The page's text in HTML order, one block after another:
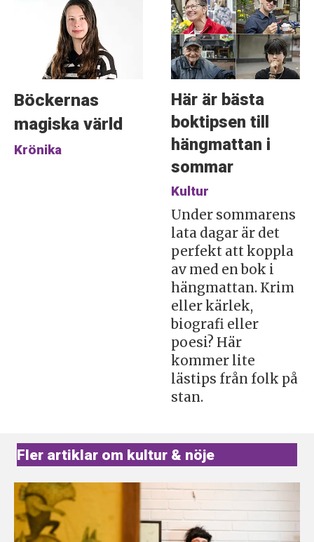
Böckernas
magiska värld
Krönika
Här är bästa
boktipsen till
hängmattan i
sommar
Kultur
Under sommarens
lata dagar är det
perfekt att koppla
av med en bok i
hängmattan. Krim
eller kärlek,
biografi eller
poesi? Här
kommer lite
lästips från folk på
stan.
Fler artiklar om kultur & nöje